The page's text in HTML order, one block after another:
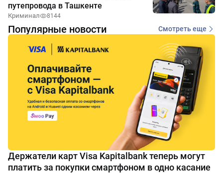
путепровода в Ташкенте
Криминал 8144
Популярные новости Смотреть еще
Держатели карт Visa Kapitalbank теперь могут
платить за покупки смартфоном в одно касание